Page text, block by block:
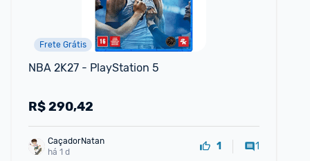
Frete Grátis
NBA 2K27 - PlayStation 5
R$290,42
CaçadorNatan
há 1 d
1 1